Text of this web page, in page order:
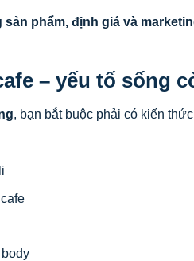
phẩm, định giá và
– yếu tố sống
, bạn bắt buộc phải có kiến